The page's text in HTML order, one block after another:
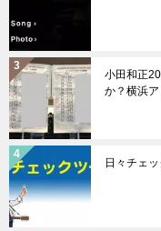
小田和正
か？横浜ア
日々チェ